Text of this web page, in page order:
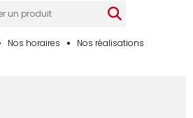
Nos horaires Nos réalisations